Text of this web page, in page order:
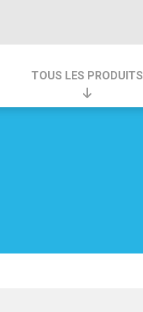
TOUS LES PRODUITS